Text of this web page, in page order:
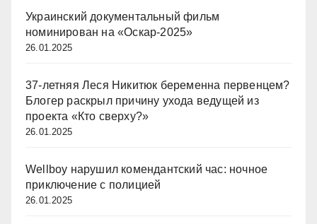
Украинский документальный фильм
номинирован на «Оскар-2025»
26.01.2025
37-летняя Леся Никитюк беременна первенцем?
Блогер раскрыл причину ухода ведущей из
проекта «Кто сверху?»
26.01.2025
Wellboy нарушил комендантский час: ночное
приключение с полицией
26.01.2025